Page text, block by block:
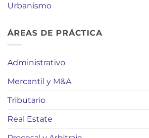
Urbanismo
ÁREAS DE PRÁCTICA
Administrativo
Mercantil y M&A
Tributario
Real Estate